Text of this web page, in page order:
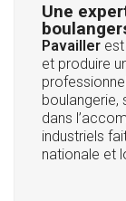
Une
Pavailler
et produire
boulangerie,
dans
industriels
nationale et